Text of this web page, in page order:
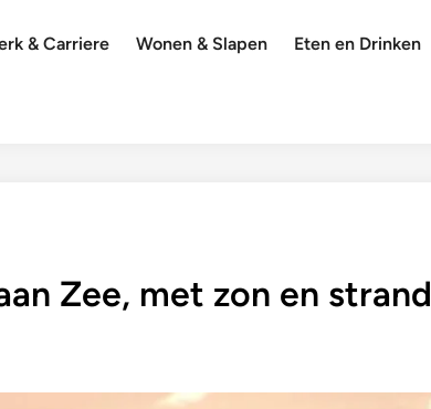
& Carriere Wonen & Slapen Eten en Drinken
Zee, met zon en strand